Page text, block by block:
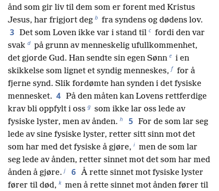
ånd som gir liv til dem som er forent med Kristus
Jesus, har frigjort deg b fra syndens og dødens lov.
3 Det som Loven ikke var i stand til c fordi den var
svak d på grunn av menneskelig ufullkommenhet,
det gjorde Gud. Han sendte sin egen Sønn e i en
skikkelse som lignet et syndig menneskes, f for å
fjerne synd. Slik fordømte han synden i det fysiske
mennesket. 4 På den måten kan Lovens rettferdige
krav bli oppfylt i oss g som ikke lar oss lede av
fysiske lyster, men av ånden. h 5 For de som lar seg
lede av sine fysiske lyster, retter sitt sinn mot det
som har med det fysiske å gjøre, i men de som lar
seg lede av ånden, retter sinnet mot det som har med
ånden å gjøre. j 6 Å rette sinnet mot fysiske lyster
fører til død, k men å rette sinnet mot ånden fører til